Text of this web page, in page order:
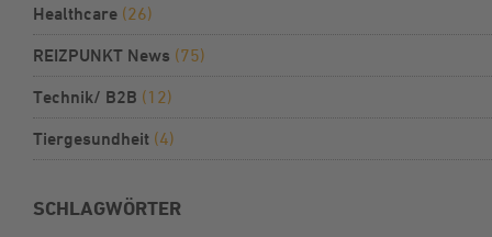
Healthcare (26)
REIZPUNKT News (75)
Technik/ B2B (12)
Tiergesundheit (4)
SCHLAGWÖRTER